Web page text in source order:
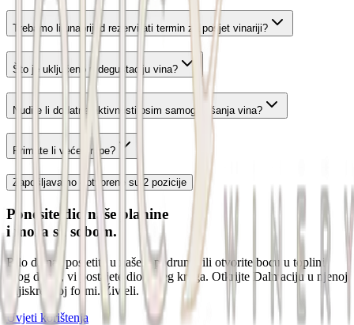
Trebamo li unaprijed rezervirati termin za posjet vinariji?
Što je uključeno u degustaciju vina?
Nudite li dodatne aktivnosti osim samog kušanja vina?
Primate li veće grupe?
Zapošljavamo - otvorene su 2 pozicije
Ponesite dio naše planine
i mora sa sobom.
Bilo da nas posjetite u našem podrumu ili otvorite bocu u toplini
svog doma, vi postajete dio našeg kruga. Otkrijte Dalmaciju u njenoj
najiskrenijoj formi. Živjeli.
Uvjeti korištenja